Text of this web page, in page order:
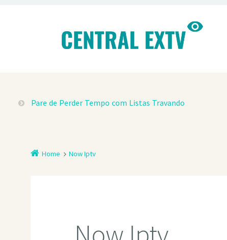
Pare de Perder Tempo com Listas Travando
Home Now Iptv